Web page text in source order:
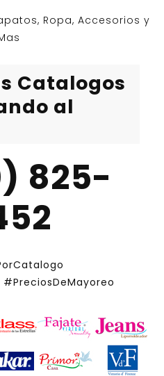
Ropa, Accesorios y
Catalogos
al
825-
#PreciosDeMayoreo